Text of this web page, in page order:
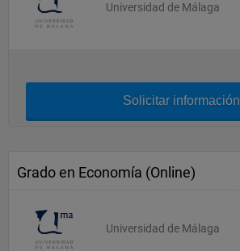
Universidad de Málaga
Solicitar información
Grado en Economía (Online)
Universidad de Málaga